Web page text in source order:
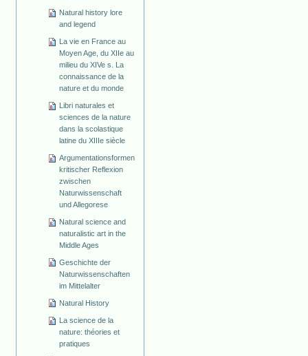
Natural history lore
and legend
La vie en France au
Moyen Age, du XIIe au
milieu du XIVe s. La
connaissance de la
nature et du monde
Libri naturales et
sciences de la nature
dans la scolastique
latine du XIIIe siècle
Argumentationsformen
kritischer Reflexion
zwischen
Naturwissenschaft
und Allegorese
Natural science and
naturalistic art in the
Middle Ages
Geschichte der
Naturwissenschaften
im Mittelalter
Natural History
La science de la
nature: théories et
pratiques